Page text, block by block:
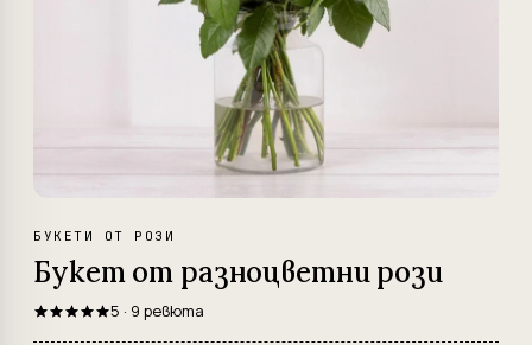
БУКЕТИ ОТ РОЗИ
Букет от разноцветни рози
5 · 9 ревюта